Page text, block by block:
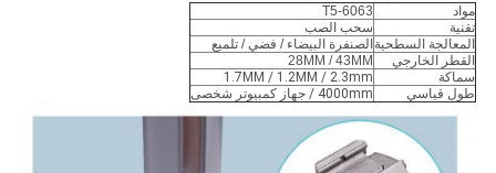
مواد
6063-T5
تقنية
سحب الصب
المعالجة السطحية الصنفرة البيضاء / فضي / تلميع
القطر الخارجي
28MM / 43MM
سماكة
1.7MM / 1.2MM / 2.3mm
طول قياسي
4000mm / جهاز كمبيوتر شخصى